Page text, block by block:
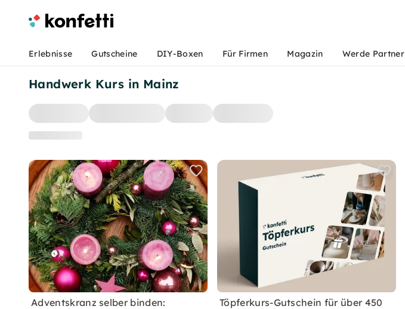
Handwerk Kurs in Mainz
Adventskranz selber binden:
Töpferkurs-Gutschein für über 450
Erlebnisse Gutscheine DIY-Boxen Für Firmen Magazin Werde Partner